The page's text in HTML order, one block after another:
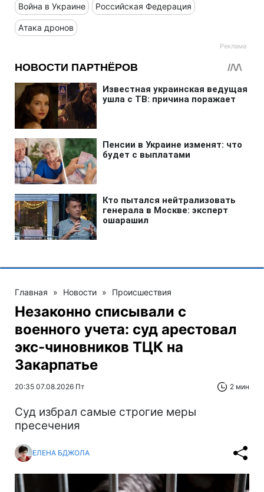
Война в Украине Российская Федерация
Атака дронов
Главная » Новости » Происшествия
Незаконно списывали с
военного учета: суд арестовал
экс-чиновников ТЦК на
Закарпатье
20:35 07.08.2026 Пт 2 мин
Суд избрал самые строгие меры
пресечения
ЕЛЕНА БДЖОЛА